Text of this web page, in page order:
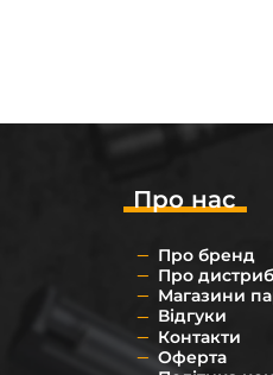
Про нас
Про бренд
Про
Магазини
Відгуки
Контакти
Оферта